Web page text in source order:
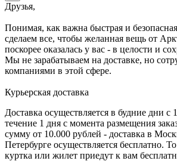
Друзья,
Понимая, как важна быстрая и
сделаем все, чтобы желанная вещь от
поскорее оказалась у вас - в целости и
Мы не зарабатываем на доставке, но
компаниями в этой сфере.
Курьерская доставка
Доставка осуществляется в будние дни с
течение 1 дня с момента размещения
сумму от 10.000 рублей - доставка в
Петербурге осуществляется бесплатно.
куртка или жилет приедут к вам